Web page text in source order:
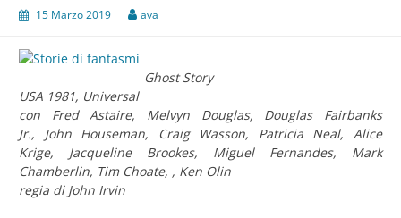
15 Marzo 2019 ava
Ghost Story
USA 1981, Universal
con Fred Astaire, Melvyn Douglas, Douglas Fairbanks
Jr., John Houseman, Craig Wasson, Patricia Neal, Alice
Krige, Jacqueline Brookes, Miguel Fernandes, Mark
Chamberlin, Tim Choate, , Ken Olin
regia di John Irvin